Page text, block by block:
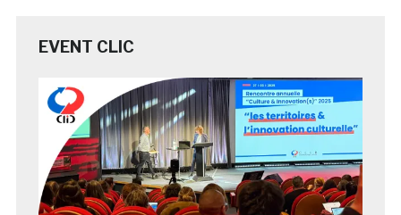
EVENT CLIC